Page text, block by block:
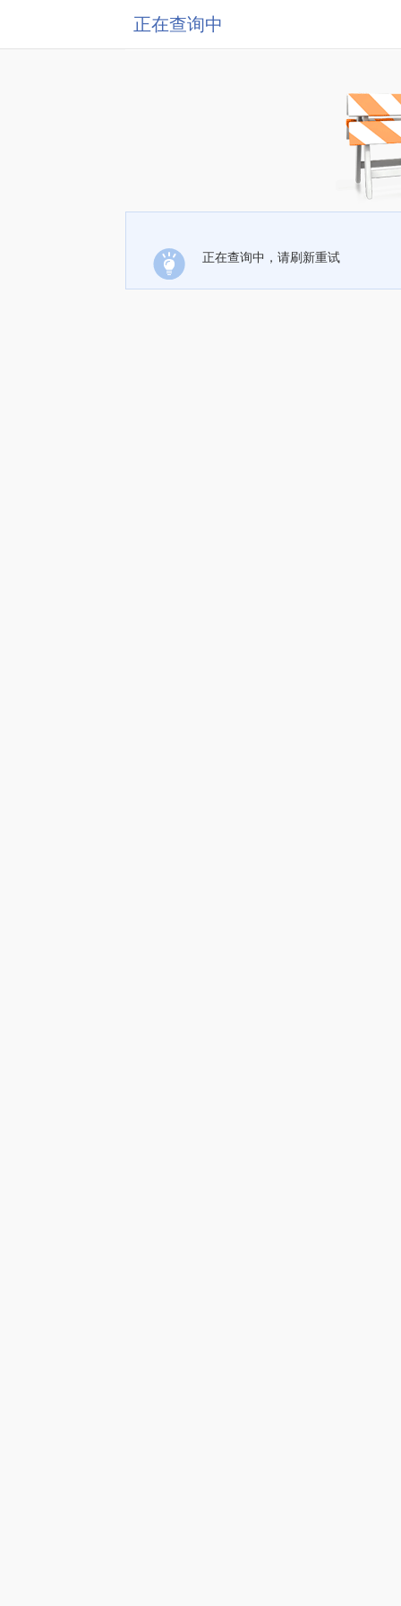
正在查询中
正在查询中，请刷新重试